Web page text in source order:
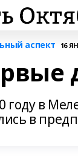
аспект 16
году в
в